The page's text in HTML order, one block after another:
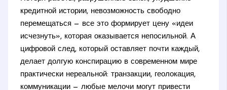
кредитной истории, невозможность свободно
перемещаться — все это формирует цену «идеи
исчезнуть», которая оказывается непосильной. А
цифровой след, который оставляет почти каждый,
делает долгую конспирацию в современном мире
практически нереальной: транзакции, геолокация,
коммуникации — любые мелочи могут привести